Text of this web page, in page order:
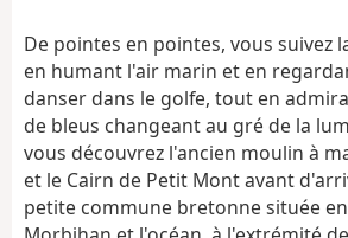
De pointes en pointes, vous suivez
en humant l'air marin et en
danser dans le golfe, tout en
de bleus changeant au gré de la
vous découvrez l'ancien moulin à
et le Cairn de Petit Mont avant
petite commune bretonne située